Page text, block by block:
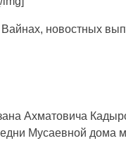
новостных
Ахматовича
Мусаевной дома